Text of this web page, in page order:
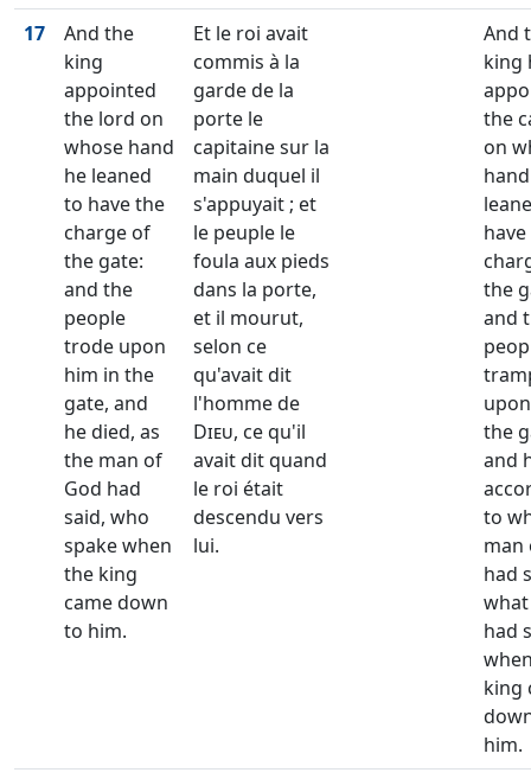
17
And the
king
appointed
the lord on
whose hand
he leaned
to have the
charge of
the gate:
and the
people
trode upon
him in the
gate, and
he died, as
the man of
God had
said, who
spake when
the king
came down
to him.
Et le roi avait
commis à la
garde de la
porte le
capitaine sur la
main duquel il
s'appuyait ; et
le peuple le
foula aux pieds
dans la porte,
et il mourut,
selon ce
qu'avait dit
l'homme de
Dieu, ce qu'il
avait dit quand
le roi était
descendu vers
lui.
And
king
the
on
the
and
the
and
to
man
had
had
king
him.